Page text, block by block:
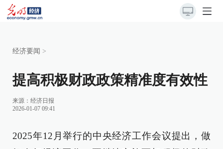
经济要闻 >
提高积极财政政策精准度有效性
来源： 经济日报
2026-01-07 09:41
2025年12月举行的中央经济工作会议提出，做